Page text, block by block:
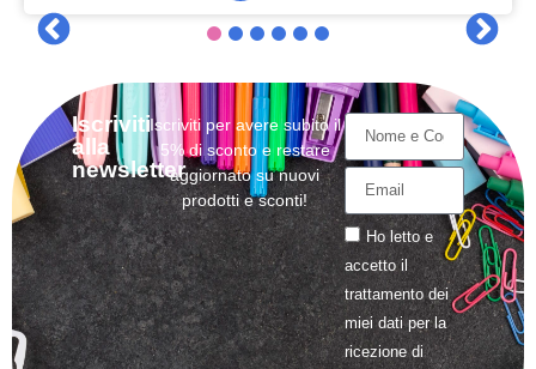
Iscriviti
alla
newsletter
Iscriviti per avere subito il
5% di sconto e restare
aggiornato su nuovi
prodotti e sconti!
Ho letto e
accetto il
trattamentodei
miei dati per la
ricezione di